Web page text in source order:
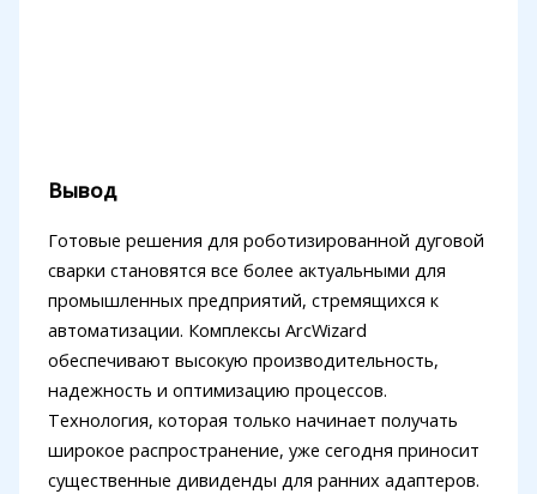
Вывод
Готовые решения для роботизированной дуговой
сварки становятся все более актуальными для
промышленных предприятий, стремящихся к
автоматизации. Комплексы ArcWizard
обеспечивают высокую производительность,
надежность и оптимизацию процессов.
Технология, которая только начинает получать
широкое распространение, уже сегодня приносит
существенные дивиденды для ранних адаптеров.